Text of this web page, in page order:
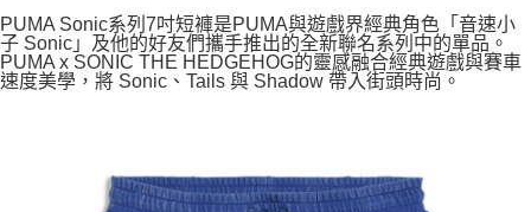
PUMA Sonic系列7吋短褲是PUMA與遊戲界經典角色「音速小
子 Sonic」及他的好友們攜手推出的全新聯名系列中的單品。
PUMA x SONIC THE HEDGEHOG的靈感融合經典遊戲與賽車
速度美學，將 Sonic、Tails 與 Shadow 帶入街頭時尚。